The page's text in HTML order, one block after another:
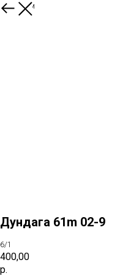
К товарам
Дундага 61m 02-9
6/1
400,00
р.